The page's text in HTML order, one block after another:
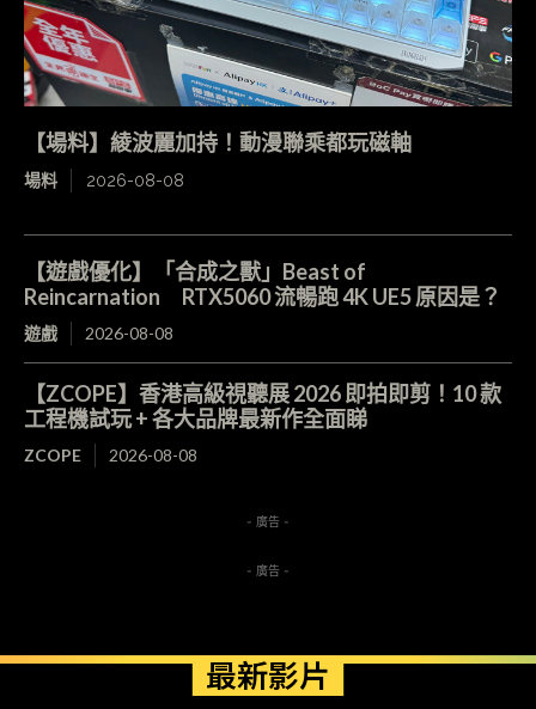
【場料】綾波麗加持！動漫聯乘都玩磁軸
場料 2026-08-08
【遊戲優化】「合成之獸」Beast of
Reincarnation RTX5060 流暢跑 4K UE5 原因是？
遊戲 2026-08-08
【ZCOPE】香港高級視聽展 2026 即拍即剪！10 款
工程機試玩 + 各大品牌最新作全面睇
ZCOPE 2026-08-08
- 廣告 -
- 廣告 -
最新影片